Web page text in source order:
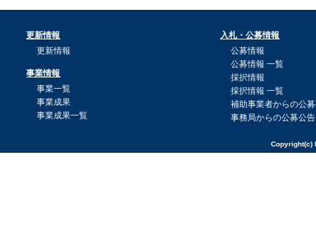
更新情報
更新情報
事業情報
事業一覧
事業成果
事業成果一覧
入札・公募情報
公募情報
公募情報 一覧
採択情報
採択情報 一覧
補助事業者からの公
事務局からの公募公告
Copyright(c)